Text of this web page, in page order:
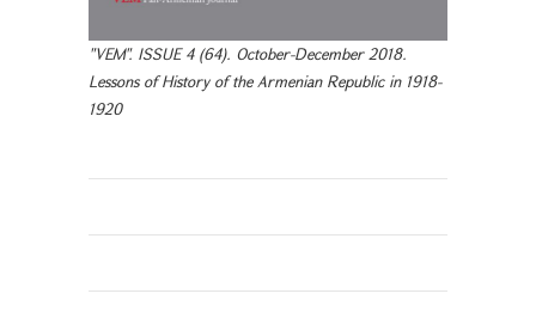
"VEM". ISSUE 4 (64). October-December 2018.
Lessons of History of the Armenian Republic in 1918-
1920